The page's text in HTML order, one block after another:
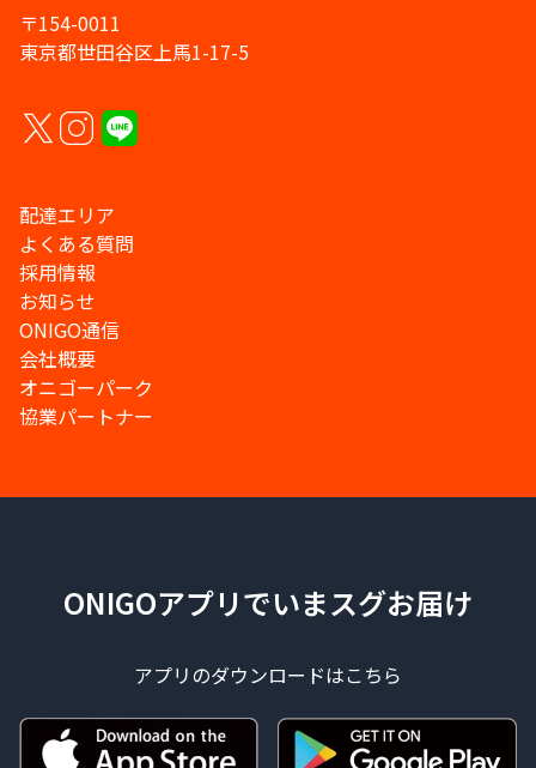
〒154-0011
東京都世田谷区上馬1-17-5
配達エリア
よくある質問
採用情報
お知らせ
ONIGO通信
会社概要
オニゴーパーク
協業パートナー
ONIGOアプリでいまスグお届け
アプリのダウンロードはこちら